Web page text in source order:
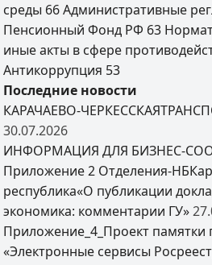
среды 66 Административные
Пенсионный Фонд РФ 63
иные акты в сфере
Антикоррупция 53
Последние новости
КАРАЧАЕВО-
30.07.2026
ИНФОРМАЦИЯ ДЛЯ БИЗНЕС-
Приложение 2 Отделения-
республика«О публикации
экономика: комментарии ГУ»
Приложение_4_Проект памятки
«Электронные сервисы